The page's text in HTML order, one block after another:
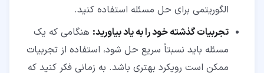
الگوریتمی برای حل مسئله استفاده کنید.
تجربیات گذشته خود را به یاد بیاورید: هنگامی که یک
مسئله باید نسبتاً سریع حل شود، استفاده از تجربیات
ممکن است رویکرد بهتری باشد. به زمانی فکر کنید که